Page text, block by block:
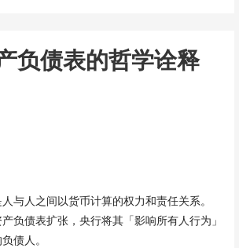
负债表的哲学诠释
与人之间以货币计算的权力和责任关系。
负债表扩张，央行将其「影响所有人行为」
债人。